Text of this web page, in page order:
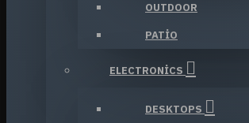
OUTDOOR
PATIO
ELECTRONICS
DESKTOPS